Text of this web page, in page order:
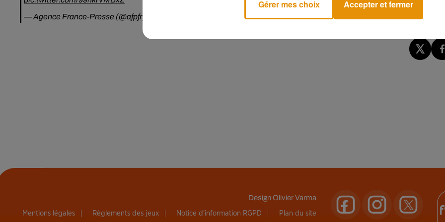
— Agence France-Presse (@afpfr)
DesignOlivier Varma
Mentions légales Règlements des jeux Notice d’information RGPD Plan du site
Gérer mes choix Accepter et fermer